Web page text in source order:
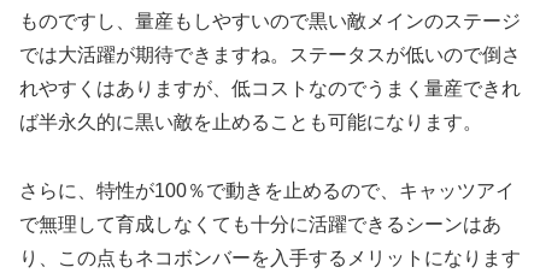
ものですし、量産もしやすいので黒い敵メインのステージ
では大活躍が期待できますね。
ステータスが低いので倒さ
れやすくはありますが、低コストなのでうまく量産できれ
ば半永久的に黒い敵を止めることも可能になります。
さらに、特性が100％で動きを止めるので、キャッツアイ
で無理して育成しなくても十分に活躍できるシーンはあ
り、この点もネコボンバーを入手するメリットになります